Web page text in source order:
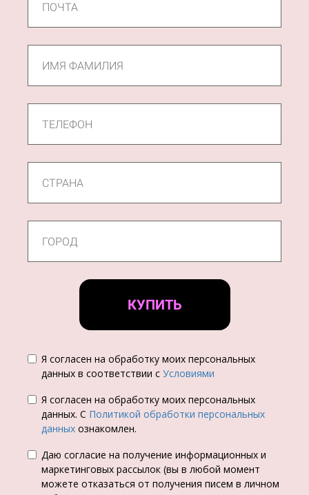
КУПИТЬ
Я согласен на обработку моих персональных
данных в соответствии с Условиями
Я согласен на обработку моих персональных
данных. С Политикой обработки персональных
данных ознакомлен.
Даю согласие на получение информационных и
маркетинговых рассылок (вы в любой момент
можете отказаться от получения писем в личном